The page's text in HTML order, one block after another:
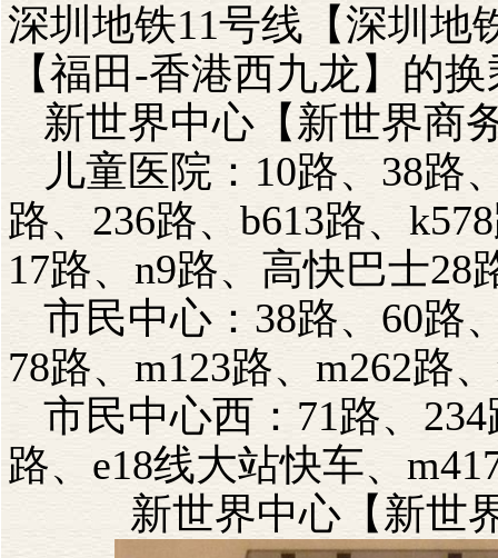
深圳地铁11号线【深圳地
【福田-香港西九龙】的
新世界中心【新世界商
儿童医院：10路、38路
路、236路、b613路、
17路、n9路、高快巴士28
市民中心：38路、60路
78路、m123路、m262路
市民中心西：71路、
路、e18线大站快车、
新世界中心【新世